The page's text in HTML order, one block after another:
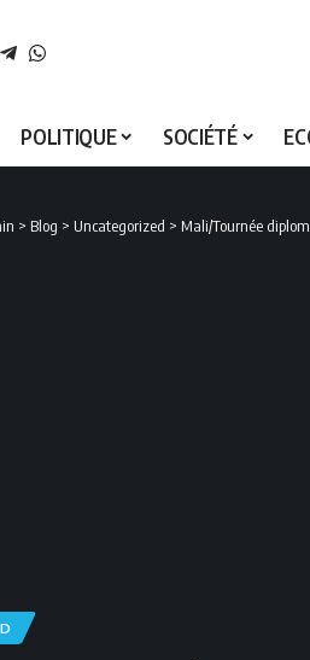
POLITIQUE SOCIÉTÉ
> Blog > Uncategorized > Mali/Tournée